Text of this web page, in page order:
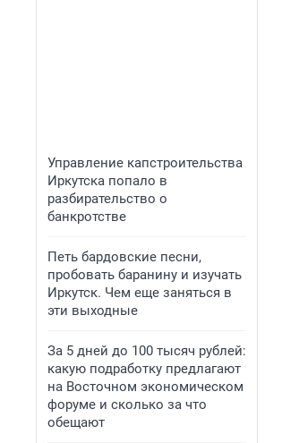
Управление капстроительства
Иркутска попало в
разбирательство о
банкротстве
Петь бардовские песни,
пробовать баранину и изучать
Иркутск. Чем еще заняться в
эти выходные
За 5 дней до 100 тысяч рублей:
какую подработку предлагают
на Восточном экономическом
форуме и сколько за что
обещают